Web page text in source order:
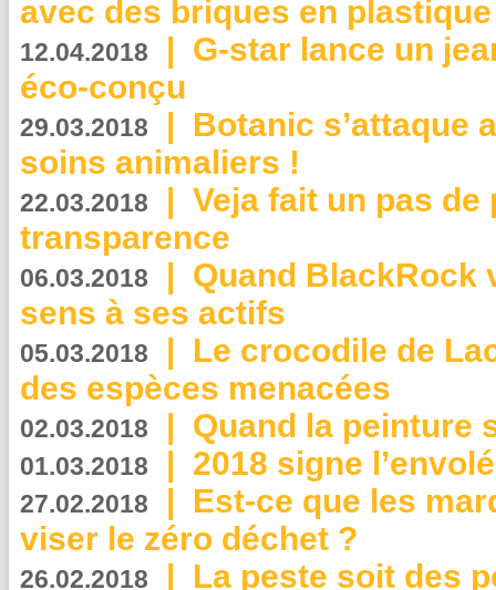
avec des briques en
12.04.2018 | G-star lance un
éco-conçu
29.03.2018 | Botanic s’attaque
soins animaliers !
22.03.2018 | Veja fait un pas de
transparence
06.03.2018 | Quand BlackRock
sens à ses actifs
05.03.2018 | Le crocodile de
des espèces menacées
02.03.2018 | Quand la peinture
01.03.2018 | 2018 signe
27.02.2018 | Est-ce que les
viser le zéro déchet ?
26.02.2018 | La peste soit des